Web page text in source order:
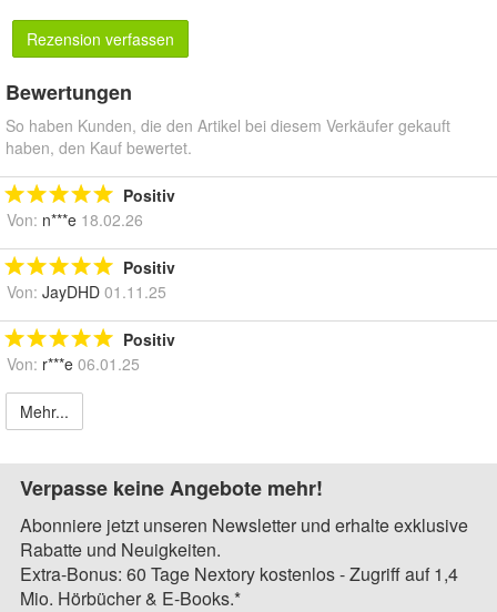
Rezension verfassen
Bewertungen
So haben Kunden, die den Artikel bei diesem Verkäufer gekauft
haben, den Kauf bewertet.
Positiv
Von: n***e 18.02.26
Positiv
Von: JayDHD 01.11.25
Positiv
Von: r***e 06.01.25
Mehr...
Verpasse keine Angebote mehr!
Abonniere jetzt unseren Newsletter und erhalte exklusive
Rabatte und Neuigkeiten.
Extra-Bonus: 60 Tage Nextory kostenlos - Zugriff auf 1,4
Mio. Hörbücher & E-Books.*